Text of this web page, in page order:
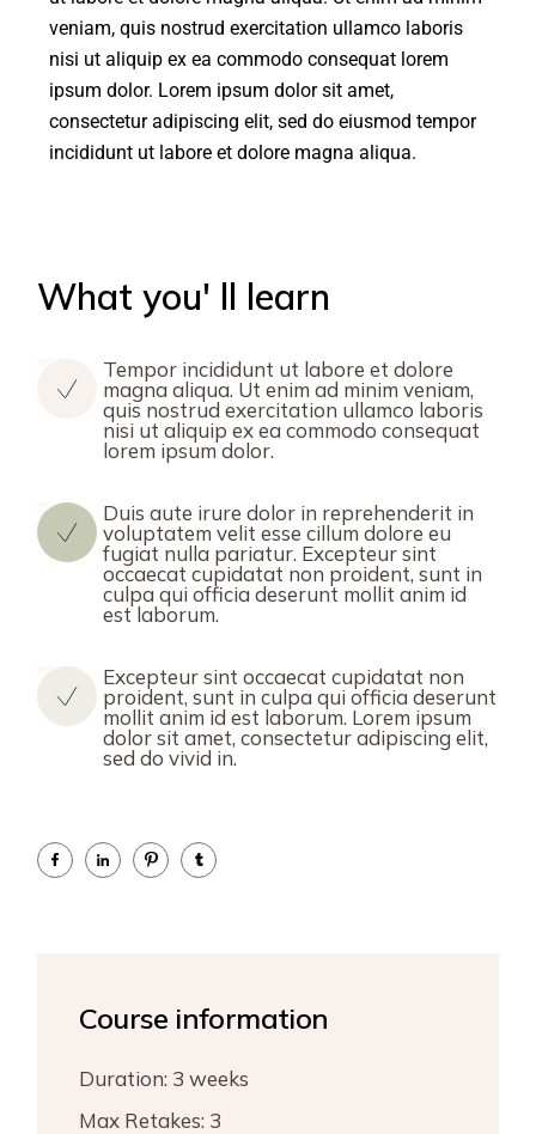
veniam, quis nostrud exercitation ullamco laboris
nisi ut aliquip ex ea commodo consequat lorem
ipsum dolor. Lorem ipsum dolor sit amet,
consectetur adipiscing elit, sed do eiusmod tempor
incididunt ut labore et dolore magna aliqua.
What you' ll learn
Tempor incididunt ut labore et dolore
magna aliqua. Ut enim ad minim veniam,
quis nostrud exercitation ullamco laboris
nisi ut aliquip ex ea commodo consequat
lorem ipsum dolor.
Duis aute irure dolor in reprehenderit in
voluptatem velit esse cillum dolore eu
fugiat nulla pariatur. Excepteur sint
occaecat cupidatat non proident, sunt in
culpa qui officia deserunt mollit anim id
est laborum.
Excepteur sint occaecat cupidatat non
proident, sunt in culpa qui officia deserunt
mollit anim id est laborum. Lorem ipsum
dolor sit amet, consectetur adipiscing elit,
sed do vivid in.
Course information
Duration: 3 weeks
Max Retakes: 3